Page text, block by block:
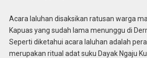
Acara laluhan disaksikan ratusan warga
Kapuas yang sudah lama menunggu di
Seperti diketahui acara laluhan adalah
merupakan ritual adat suku Dayak Ngaju